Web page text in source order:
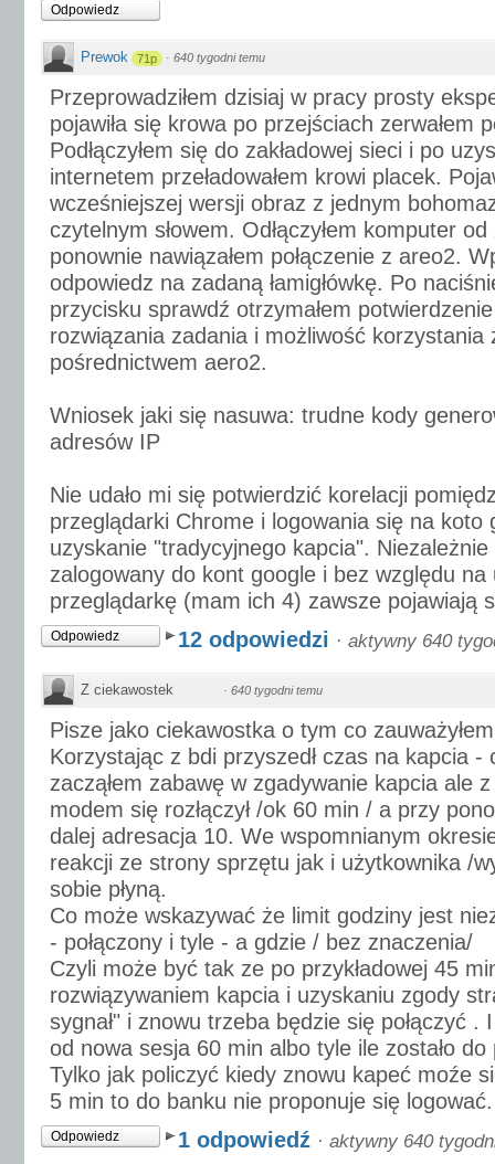
Odpowiedz
Prewok 71p · 640 tygodni temu
Przeprowadziłem dzisiaj w pracy prosty
pojawiła się krowa po przejściach zerwałem
Podłączyłem się do zakładowej sieci i po
internetem przeładowałem krowi placek.
wcześniejszej wersji obraz z jednym
czytelnym słowem. Odłączyłem komputer od
ponownie nawiązałem połączenie z areo2.
odpowiedz na zadaną łamigłówkę. Po
przycisku sprawdź otrzymałem
rozwiązania zadania i możliwość korzystania
pośrednictwem aero2.
Wniosek jaki się nasuwa: trudne kody
adresów IP
Nie udało mi się potwierdzić korelacji
przeglądarki Chrome i logowania się na koto
uzyskanie "tradycyjnego kapcia". Niezależnie
zalogowany do kont google i bez względu na
przeglądarkę (mam ich 4) zawsze pojawiają
Odpowiedz 12 odpowiedzi · aktywny 640
Z ciekawostek · 640 tygodni temu
Pisze jako ciekawostka o tym co
Korzystając z bdi przyszedł czas na kapcia
zacząłem zabawę w zgadywanie kapcia ale
modem się rozłączył /ok 60 min / a przy
dalej adresacja 10. We wspomnianym
reakcji ze strony sprzętu jak i użytkownika /
sobie płyną.
Co może wskazywać że limit godziny jest
- połączony i tyle - a gdzie / bez znaczenia/
Czyli może być tak ze po przykładowej 45
rozwiązywaniem kapcia i uzyskaniu zgody
sygnał" i znowu trzeba będzie się połączyć .
od nowa sesja 60 min albo tyle ile zostało do
Tylko jak policzyć kiedy znowu kapeć moźe
5 min to do banku nie proponuje się logować.
Odpowiedz 1 odpowiedź · aktywny 640